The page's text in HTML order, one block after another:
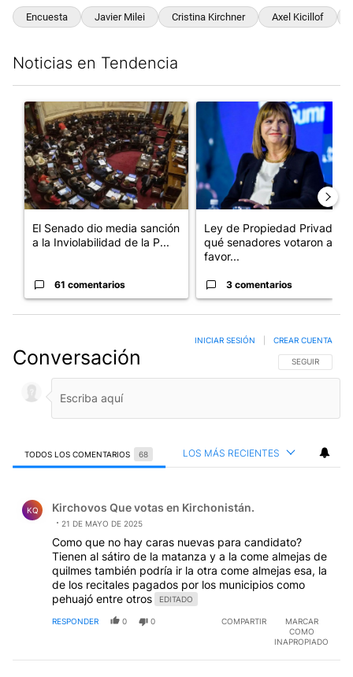
Encuesta Javier Milei Cristina Kirchner Axel Kicillof
Noticias en Tendencia
Un artículo de tendencia con el título "El Senado dio media
El Senado dio media sanción
a la Inviolabilidad de la P...
61 comentarios
Un artículo de tendencia
Ley de Propiedad Privada:
qué senadores votaron a
favor...
3 comentarios
Conversación SIGA ESTA
SEGUIR
INICIAR SESIÓN CREAR CUENTA
TODOS LOS COMENTARIOS 68 LOS MÁS RECIENTES
KQ Kirchovos Que votas en Kirchonistán.
21 DE MAYO DE 2025
Como que no hay caras nuevas para candidato?
Tienen al sátiro de la matanza y a la come almejas de
quilmes también podría ir la otra come almejas esa, la
de los recitales pagados por los municipios como
pehuajó entre otros
EDITADO
RESPONDER 0 0 COMPARTIR
MARCAR
COMO
INAPROPIADO